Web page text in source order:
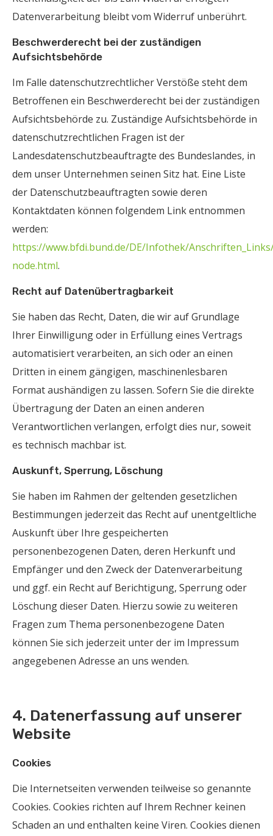
Datenverarbeitung bleibt vom Widerruf unberührt.
Beschwerderecht bei der zuständigen
Aufsichtsbehörde
Im Falle datenschutzrechtlicher Verstöße steht dem
Betroffenen ein Beschwerderecht bei der zuständigen
Aufsichtsbehörde zu. Zuständige Aufsichtsbehörde in
datenschutzrechtlichen Fragen ist der
Landesdatenschutzbeauftragte des Bundeslandes, in
dem unser Unternehmen seinen Sitz hat. Eine Liste
der Datenschutzbeauftragten sowie deren
Kontaktdaten können folgendem Link entnommen
werden:
https://www.bfdi.bund.de/DE/Infothek/
node.html.
Recht auf Datenübertragbarkeit
Sie haben das Recht, Daten, die wir auf Grundlage
Ihrer Einwilligung oder in Erfüllung eines Vertrags
automatisiert verarbeiten, an sich oder an einen
Dritten in einem gängigen, maschinenlesbaren
Format aushändigen zu lassen. Sofern Sie die direkte
Übertragung der Daten an einen anderen
Verantwortlichen verlangen, erfolgt dies nur, soweit
es technisch machbar ist.
Auskunft, Sperrung, Löschung
Sie haben im Rahmen der geltenden gesetzlichen
Bestimmungen jederzeit das Recht auf unentgeltliche
Auskunft über Ihre gespeicherten
personenbezogenen Daten, deren Herkunft und
Empfänger und den Zweck der Datenverarbeitung
und ggf. ein Recht auf Berichtigung, Sperrung oder
Löschung dieser Daten. Hierzu sowie zu weiteren
Fragen zum Thema personenbezogene Daten
können Sie sich jederzeit unter der im Impressum
angegebenen Adresse an uns wenden.
4. Datenerfassung auf unserer
Website
Cookies
Die Internetseiten verwenden teilweise so genannte
Cookies. Cookies richten auf Ihrem Rechner keinen
Schaden an und enthalten keine Viren. Cookies dienen